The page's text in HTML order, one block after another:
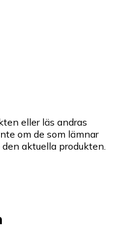
eller läs andras
om de som lämnar
aktuella produkten.